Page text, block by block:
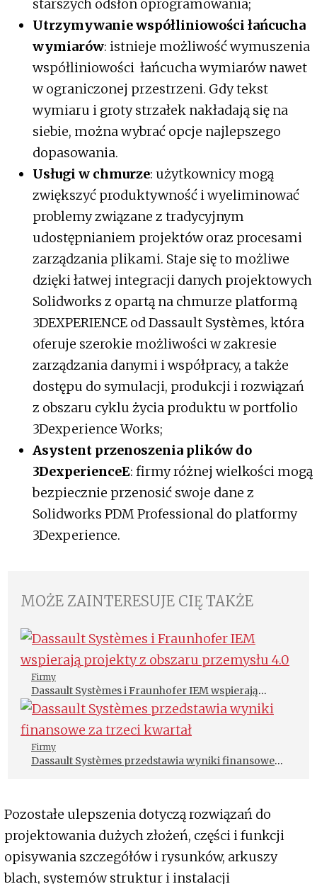
starszych odsłon oprogramowania;
Utrzymywanie współliniowości łańcucha
wymiarów: istnieje możliwość wymuszenia
współliniowości łańcucha wymiarów nawet
w ograniczonej przestrzeni. Gdy tekst
wymiaru i groty strzałek nakładają się na
siebie, można wybrać opcje najlepszego
dopasowania.
Usługi w chmurze: użytkownicy mogą
zwiększyć produktywność i wyeliminować
problemy związane z tradycyjnym
udostępnianiem projektów oraz procesami
zarządzania plikami. Staje się to możliwe
dzięki łatwej integracji danych projektowych
Solidworks z opartą na chmurze platformą
3DEXPERIENCE od Dassault Systèmes, która
oferuje szerokie możliwości w zakresie
zarządzania danymi i współpracy, a także
dostępu do symulacji, produkcji i rozwiązań
z obszaru cyklu życia produktu w portfolio
3Dexperience Works;
Asystent przenoszenia plików do
3DexperienceE: firmy różnej wielkości mogą
bezpiecznie przenosić swoje dane z
Solidworks PDM Professional do platformy
3Dexperience.
MOŻE ZAINTERESUJE CIĘ TAKŻE
Firmy
Dassault Systèmes i Fraunhofer IEM wspierają
projekty z obszaru przemysłu 4.0
Firmy
Dassault Systèmes przedstawia wyniki finansowe
Pozostałe ulepszenia dotyczą rozwiązań do
projektowania dużych złożeń, części i funkcji
opisywania szczegółów i rysunków, arkuszy
blach, systemów struktur i instalacji